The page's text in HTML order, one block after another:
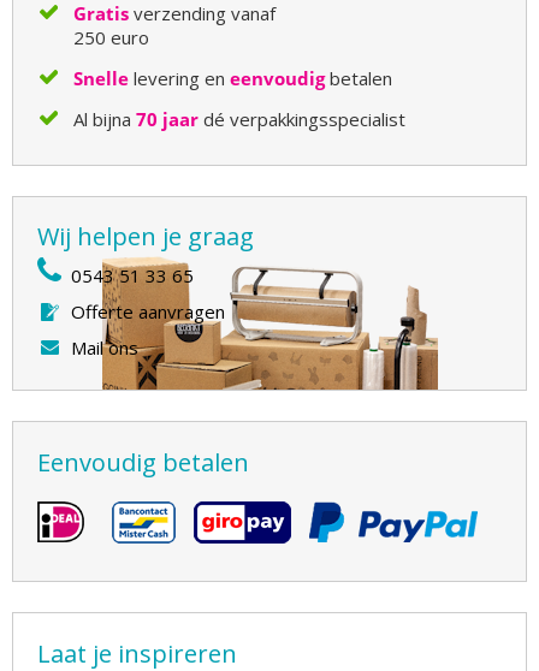
Gratis verzending vanaf
250 euro
Snelle levering en eenvoudigbetalen
Al bijna 70 jaar dé verpakkingsspecialist
Wij helpen je graag
0543 51 33 65
Offerte aanvragen
Mail ons
Eenvoudig betalen
Laat je inspireren